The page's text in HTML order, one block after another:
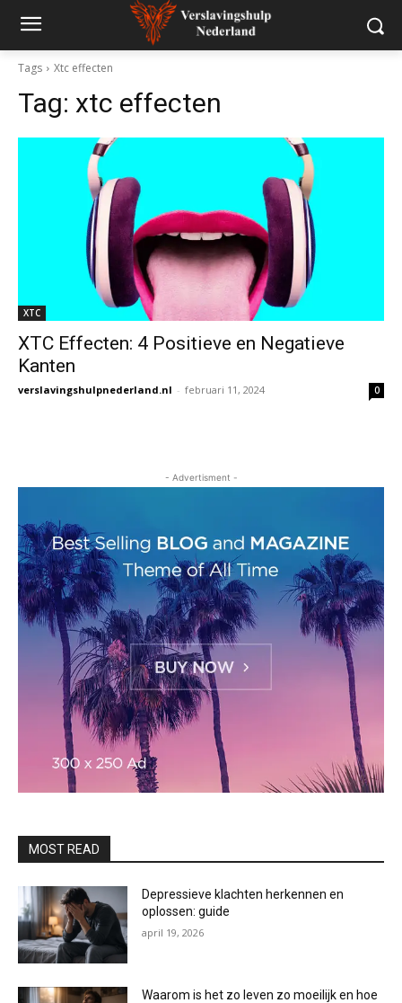
Tags Xtc effecten
Tag: xtc effecten
XTC
XTC Effecten: 4 Positieve en Negatieve
Kanten
verslavingshulpnederland.nl - februari 11, 2024 0
- Advertisment -
MOST READ
Depressieve klachten herkennen en
oplossen: guide
april 19, 2026
Waarom is het zo leven zo moeilijk en hoe